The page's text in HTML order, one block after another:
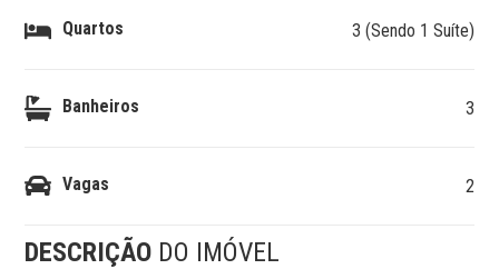
Quartos 3 (Sendo 1 Suíte)
Banheiros 3
Vagas 2
DESCRIÇÃO DO IMÓVEL